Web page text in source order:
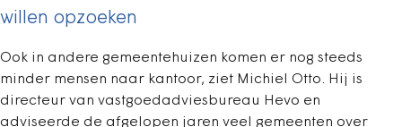
willen opzoeken
Ook in andere gemeentehuizen komen er nog steeds
minder mensen naar kantoor, ziet Michiel Otto. Hij is
directeur van vastgoedadviesbureau Hevo en
adviseerde de afgelopen jaren veel gemeenten over